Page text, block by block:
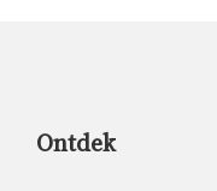
Ontdek